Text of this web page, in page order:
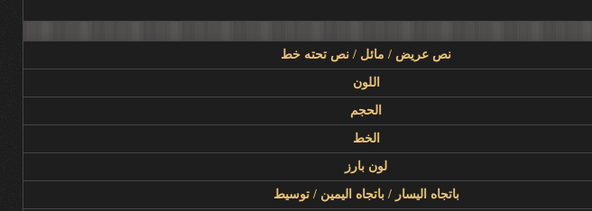
نص عريض / مائل / نص تحته خط
اللون
الحجم
الخط
لون بارز
باتجاه اليسار / باتجاه اليمين / توسيط